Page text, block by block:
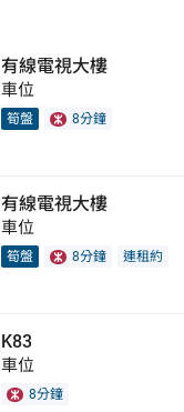
有線電視大樓
車位
筍盤 8分鐘
有線電視大樓
車位
筍盤 8分鐘 連租約
K83
車位
8分鐘